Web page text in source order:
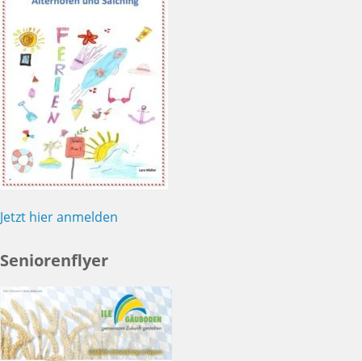
Jetzt hier anmelden
Seniorenflyer